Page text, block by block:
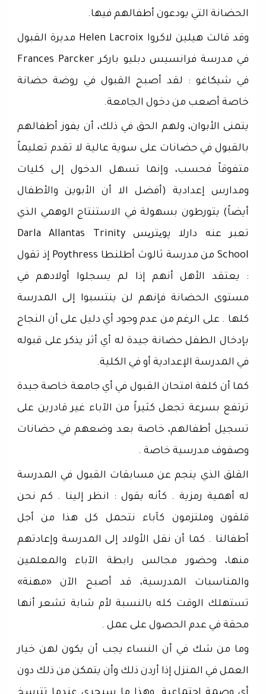
الحضانة التي يودعون أطفالهم فيها.
وقد قالت هيلين لاكروا Helen Lacroix مديرة القبول
في مدرسة فرانسيس دبليو باركر Frances Parcker
في شيكاغو : لقد أصبح القبول في روضة حضانة
خاصة أصعب من دخول الجامعة.
‏يتمنى الأبوان، ولهم الحق في ذلك، أن يفوز أطفالهم
بالقبول في حضانات على سوية عالية لا تقدم تعليماً
متفوقاً فحسب، وإنما تسهل الدخول إلى كليات
ومدارس إعدادية (أفضل الا أن الأبوين والأطفال
أيضاً) يتورطون بسهولة في الاستنتاج الوهمي الذي
تعبر عنه دارلا پویتریس Darla Allantas Trinity
School من مدرسة ثالوث أطلنطا Poythress إذ تقول
: يعتقد الأهل أنهم إذا لم يسجلوا أولادهم في
مستوى الحضانة فإنهم لن ينتسبوا إلى المدرسة
كلها . على الرغم من عدم وجود أي دليل على أن النجاح
بإدخال الطفل حضانة جيدة له أي أثر يذكر على قبوله
في المدرسة الإعدادية أو في الكلية.
‏كما أن كلفة امتحان القبول في أي جامعة خاصة جيدة
ترتفع بسرعة تجعل كثيراً من الآباء غير قادرين على
تسجيل أطفالهم، خاصة بعد وضعهم في حضانات
وصفوف مدرسية خاصة .
‏القلق الذي ينجم عن مسابقات القبول في المدرسة
له أهمية رمزية . كأنه يقول : انظر إلينا . كم نحن
قلقون وملتزمون كآباء نتحمل كل هذا من أجل
أطفالنا . كما أن نقل الأولاد إلى المدرسة وإعادتهم
منها، وحضور مجالس رابطة الآباء والمعلمين
والمناسبات المدرسية، قد أصبح الآن «مهنة»
تستهلك الوقت كله بالنسبة لأم شابة تشعر أنها
محقة في عدم الحصول على عمل .
‏وما من شك في أن النساء يجب أن يكون لهن خيار
العمل في المنزل إذا أردن ذلك وأن يتمكن من ذلك دون